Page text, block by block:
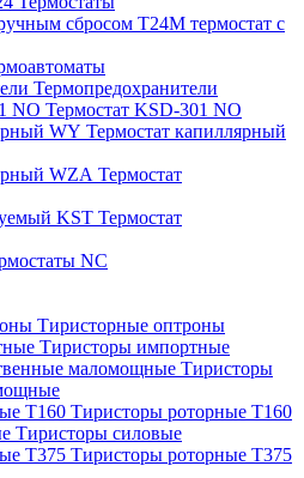
T24M термостат с
Термопредохранители
Термостат KSD-301 NO
Термостат капиллярный
Термостат
Термостат
NC
Тиристорные оптроны
Тиристоры импортные
Тиристоры
Тиристоры роторные Т160
Тиристоры силовые
Тиристоры роторные Т375